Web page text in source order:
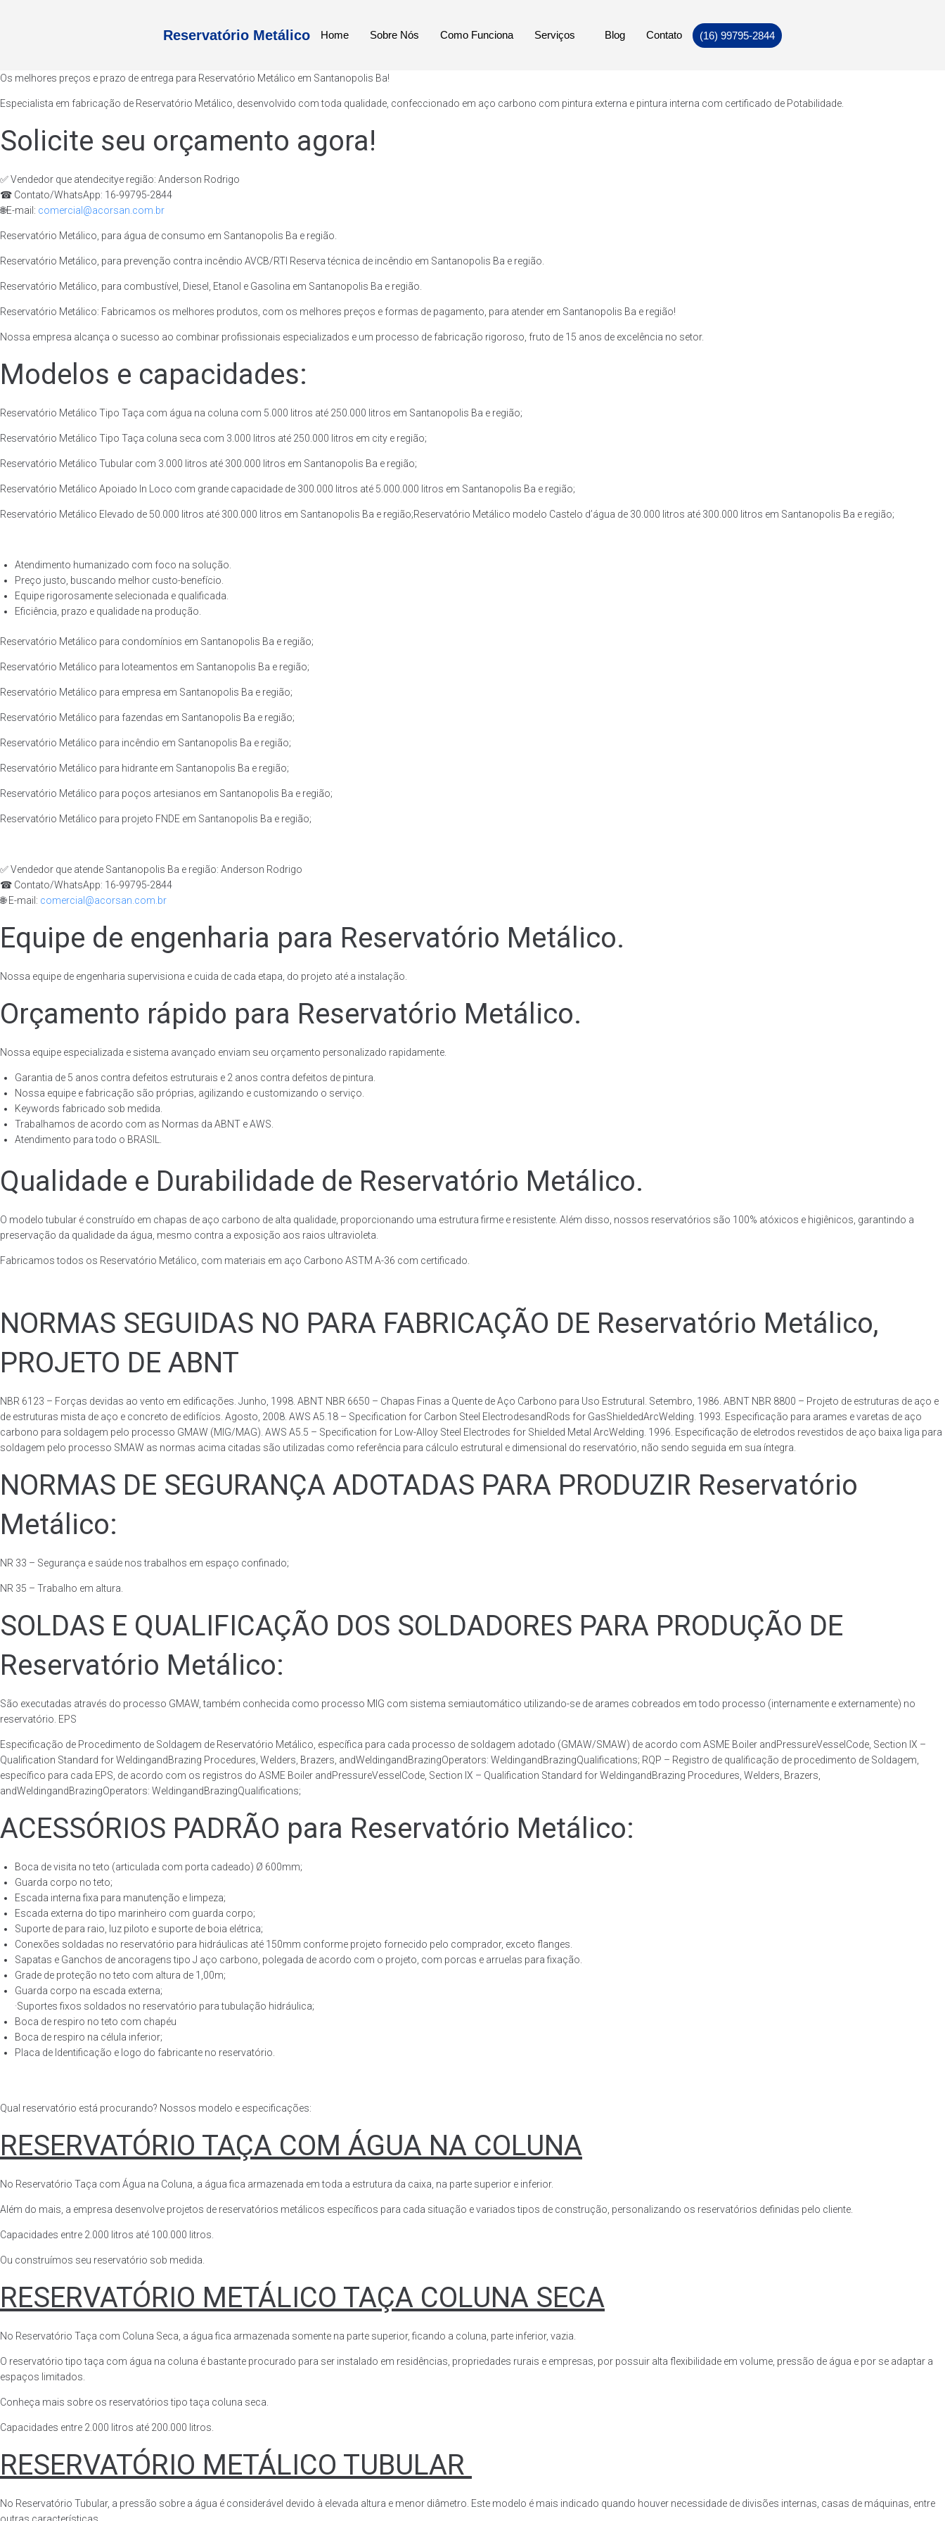
Reservatório Metálico Home Sobre Nós Como Funciona Serviços Blog Contato (16) 99795-2844
Os melhores preços e prazo de entrega para Reservatório Metálico em Santanopolis Ba!
Especialista em fabricação de Reservatório Metálico, desenvolvido com toda qualidade, confeccionado em aço carbono com pintura externa e pintura interna com certificado de Potabilidade.
Solicite seu orçamento agora!
✅ Vendedor que atendecitye região: Anderson Rodrigo
☎ Contato/WhatsApp: 16-99795-2844
🌐E-mail: comercial@acorsan.com.br
Reservatório Metálico, para água de consumo em Santanopolis Ba e região.
Reservatório Metálico, para prevenção contra incêndio AVCB/RTI Reserva técnica de incêndio em Santanopolis Ba e região.
Reservatório Metálico, para combustível, Diesel, Etanol e Gasolina em Santanopolis Ba e região.
Reservatório Metálico: Fabricamos os melhores produtos, com os melhores preços e formas de pagamento, para atender em Santanopolis Ba e região!
Nossa empresa alcança o sucesso ao combinar profissionais especializados e um processo de fabricação rigoroso, fruto de 15 anos de excelência no setor.
Modelos e capacidades:
Reservatório Metálico Tipo Taça com água na coluna com 5.000 litros até 250.000 litros em Santanopolis Ba e região;
Reservatório Metálico Tipo Taça coluna seca com 3.000 litros até 250.000 litros em city e região;
Reservatório Metálico Tubular com 3.000 litros até 300.000 litros em Santanopolis Ba e região;
Reservatório Metálico Apoiado In Loco com grande capacidade de 300.000 litros até 5.000.000 litros em Santanopolis Ba e região;
Reservatório Metálico Elevado de 50.000 litros até 300.000 litros em Santanopolis Ba e região;Reservatório Metálico modelo Castelo d’água de 30.000 litros até 300.000 litros em Santanopolis Ba e região;
Atendimento humanizado com foco na solução.
Preço justo, buscando melhor custo-benefício.
Equipe rigorosamente selecionada e qualificada.
Eficiência, prazo e qualidade na produção.
Reservatório Metálico para condomínios em Santanopolis Ba e região;
Reservatório Metálico para loteamentos em Santanopolis Ba e região;
Reservatório Metálico para empresa em Santanopolis Ba e região;
Reservatório Metálico para fazendas em Santanopolis Ba e região;
Reservatório Metálico para incêndio em Santanopolis Ba e região;
Reservatório Metálico para hidrante em Santanopolis Ba e região;
Reservatório Metálico para poços artesianos em Santanopolis Ba e região;
Reservatório Metálico para projeto FNDE em Santanopolis Ba e região;
✅ Vendedor que atende Santanopolis Ba e região: Anderson Rodrigo
☎ Contato/WhatsApp: 16-99795-2844
🌐 E-mail: comercial@acorsan.com.br
Equipe de engenharia para Reservatório Metálico.
Nossa equipe de engenharia supervisiona e cuida de cada etapa, do projeto até a instalação.
Orçamento rápido para Reservatório Metálico.
Nossa equipe especializada e sistema avançado enviam seu orçamento personalizado rapidamente.
Garantia de 5 anos contra defeitos estruturais e 2 anos contra defeitos de pintura.
Nossa equipe e fabricação são próprias, agilizando e customizando o serviço.
Keywords fabricado sob medida.
Trabalhamos de acordo com as Normas da ABNT e AWS.
Atendimento para todo o BRASIL.
Qualidade e Durabilidade de Reservatório Metálico.
O modelo tubular é construído em chapas de aço carbono de alta qualidade, proporcionando uma estrutura firme e resistente. Além disso, nossos reservatórios são 100% atóxicos e higiênicos, garantindo a
preservação da qualidade da água, mesmo contra a exposição aos raios ultravioleta.
Fabricamos todos os Reservatório Metálico, com materiais em aço Carbono ASTM A-36 com certificado.
NORMAS SEGUIDAS NO PARA FABRICAÇÃO DE Reservatório Metálico,
PROJETO DE ABNT
NBR 6123 – Forças devidas ao vento em edificações. Junho, 1998. ABNT NBR 6650 – Chapas Finas a Quente de Aço Carbono para Uso Estrutural. Setembro, 1986. ABNT NBR 8800 – Projeto de estruturas de aço e
de estruturas mista de aço e concreto de edifícios. Agosto, 2008. AWS A5.18 – Specification for Carbon Steel ElectrodesandRods for GasShieldedArcWelding. 1993. Especificação para arames e varetas de aço
carbono para soldagem pelo processo GMAW (MIG/MAG). AWS A5.5 – Specification for Low-Alloy Steel Electrodes for Shielded Metal ArcWelding. 1996. Especificação de eletrodos revestidos de aço baixa liga para
soldagem pelo processo SMAW as normas acima citadas são utilizadas como referência para cálculo estrutural e dimensional do reservatório, não sendo seguida em sua íntegra.
NORMAS DE SEGURANÇA ADOTADAS PARA PRODUZIR Reservatório
Metálico:
NR 33 – Segurança e saúde nos trabalhos em espaço confinado;
NR 35 – Trabalho em altura.
SOLDAS E QUALIFICAÇÃO DOS SOLDADORES PARA PRODUÇÃO DE
Reservatório Metálico:
São executadas através do processo GMAW, também conhecida como processo MIG com sistema semiautomático utilizando-se de arames cobreados em todo processo (internamente e externamente) no
reservatório. EPS
Especificação de Procedimento de Soldagem de Reservatório Metálico, específica para cada processo de soldagem adotado (GMAW/SMAW) de acordo com ASME Boiler andPressureVesselCode, Section IX –
Qualification Standard for WeldingandBrazing Procedures, Welders, Brazers, andWeldingandBrazingOperators: WeldingandBrazingQualifications; RQP – Registro de qualificação de procedimento de Soldagem,
específico para cada EPS, de acordo com os registros do ASME Boiler andPressureVesselCode, Section IX – Qualification Standard for WeldingandBrazing Procedures, Welders, Brazers,
andWeldingandBrazingOperators: WeldingandBrazingQualifications;
ACESSÓRIOS PADRÃO para Reservatório Metálico:
Boca de visita no teto (articulada com porta cadeado) Ø 600mm;
Guarda corpo no teto;
Escada interna fixa para manutenção e limpeza;
Escada externa do tipo marinheiro com guarda corpo;
Suporte de para raio, luz piloto e suporte de boia elétrica;
Conexões soldadas no reservatório para hidráulicas até 150mm conforme projeto fornecido pelo comprador, exceto flanges.
Sapatas e Ganchos de ancoragens tipo J aço carbono, polegada de acordo com o projeto, com porcas e arruelas para fixação.
Grade de proteção no teto com altura de 1,00m;
Guarda corpo na escada externa;
·Suportes fixos soldados no reservatório para tubulação hidráulica;
Boca de respiro no teto com chapéu
Boca de respiro na célula inferior;
Placa de Identificação e logo do fabricante no reservatório.
Qual reservatório está procurando? Nossos modelo e especificações:
RESERVATÓRIO TAÇA COM ÁGUA NA COLUNA
No Reservatório Taça com Água na Coluna, a água fica armazenada em toda a estrutura da caixa, na parte superior e inferior.
Além do mais, a empresa desenvolve projetos de reservatórios metálicos específicos para cada situação e variados tipos de construção, personalizando os reservatórios definidas pelo cliente.
Capacidades entre 2.000 litros até 100.000 litros.
Ou construímos seu reservatório sob medida.
RESERVATÓRIO METÁLICO TAÇA COLUNA SECA
No Reservatório Taça com Coluna Seca, a água fica armazenada somente na parte superior, ficando a coluna, parte inferior, vazia.
O reservatório tipo taça com água na coluna é bastante procurado para ser instalado em residências, propriedades rurais e empresas, por possuir alta flexibilidade em volume, pressão de água e por se adaptar a
espaços limitados.
Conheça mais sobre os reservatórios tipo taça coluna seca.
Capacidades entre 2.000 litros até 200.000 litros.
RESERVATÓRIO METÁLICO TUBULAR
No Reservatório Tubular, a pressão sobre a água é considerável devido à elevada altura e menor diâmetro. Este modelo é mais indicado quando houver necessidade de divisões internas, casas de máquinas, entre